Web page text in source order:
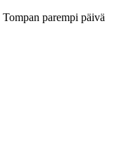
Tompan parempi päivä